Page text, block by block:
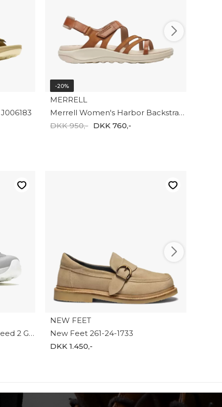
-20%
MERRELL
Merrell Women's Harbor Backstrap J007798
DKK 950,- DKK 760,-
Merrell Women's Moab Speed 2 GTX J037840
NEW FEET
New Feet 261-24-1733
DKK 1.450,-